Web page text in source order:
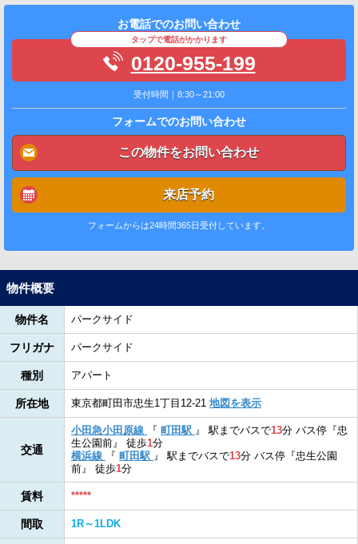
お電話でのお問い合わせ
タップで電話がかかります
0120-955-199
受付時間｜8:30～21:00
フォームでのお問い合わせ
この物件をお問い合わせ
来店予約
フォームからは24時間365日受付しています。
物件概要
物件名 パークサイド
フリガナ パークサイド
種別 アパート
所在地 東京都町田市忠生1丁目12-21 地図を表示
交通
小田急小田原線 『 町田駅 』 駅までバスで13分 バス停『忠
生公園前』 徒歩1分
横浜線
『 町田駅 』 駅までバスで13分 バス停『忠生公園
前』 徒歩1分
賃料 *****
間取 1R～1LDK